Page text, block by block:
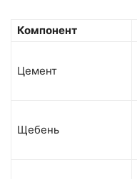
Компонент
Цемент
Щебень